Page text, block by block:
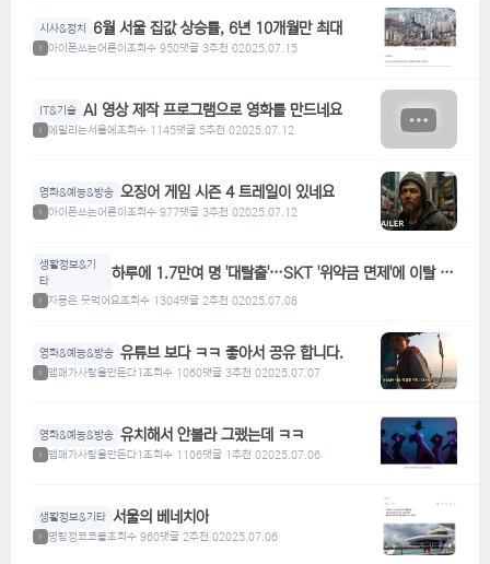
시사&정치 6월 서울 집값 상승률, 6년 10개월만 최대
1 아이폰쓰는어른이 조회수 950댓글 3추천 02025.07.15
IT&기술 AI 영상 제작 프로그램으로 영화를 만드네요
1 에밀리는서울에 조회수 1145댓글 5추천 02025.07.12
영화&예능&방송 오징어 게임 시즌 4 트레일이 있네요
1 아이폰쓰는어른이 조회수 977댓글 3추천 02025.07.12
생활정보&기
타
하루에 1.7만여 명 '대탈출'…SKT '위약금 면제'에 이탈 급
1 자몽은 못먹어요조회수 1304댓글 2추천 02025.07.08
영화&예능&방송 유튜브 보다 ㅋㅋ 좋아서 공유 합니다.
1 맴매가사람을만든다1조회수 1060댓글 3추천 02025.07.07
영화&예능&방송 유치해서 안볼라 그랬는데 ㅋㅋ
1 맴매가사람을만든다1조회수 1106댓글 1추천 02025.07.06
생활정보&기타 서울의 베네치아
1 명탐정코코볼조회수 960댓글 2추천 02025.07.06